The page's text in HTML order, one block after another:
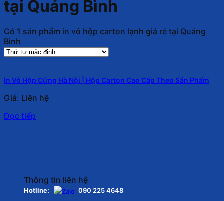
tại Quảng Bình
Có 1 sản phẩm in vỏ hộp carton lạnh giá rẻ tại Quảng
Bình
In Vỏ Hộp Cứng Hà Nội | Hộp Carton Cao Cấp Theo Sản Phẩm
Giá: Liên hệ
Đọc tiếp
Thông tin liên hệ
Hotline: 090 225 4648